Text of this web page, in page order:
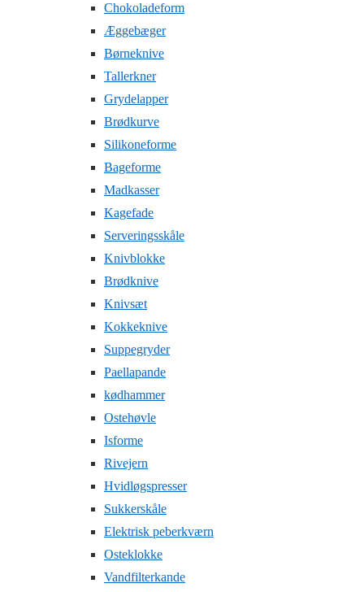
Chokoladeform
Æggebæger
Børneknive
Tallerkner
Grydelapper
Brødkurve
Silikoneforme
Bageforme
Madkasser
Kagefade
Serveringsskåle
Knivblokke
Brødknive
Knivsæt
Kokkeknive
Suppegryder
Paellapande
kødhammer
Ostehøvle
Isforme
Rivejern
Hvidløgspresser
Sukkerskåle
Elektrisk peberkværn
Osteklokke
Vandfilterkande